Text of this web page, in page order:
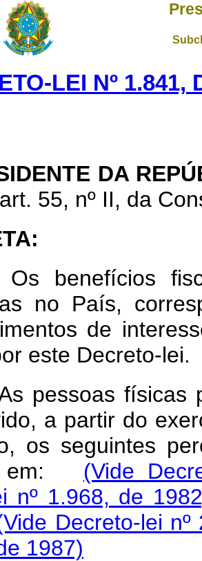
LEI Nº 1.841,
DA
55, nº II, da
benefícios
no País,
de
este Decreto-lei.
pessoas físicas
a partir do
os seguintes
em: (Vide
nº 1.968, de
Decreto-lei
1987)